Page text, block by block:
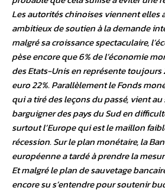
Les autorités chinoises viennent elles
ambitieux de soutien à la demande
malgré sa croissance spectaculaire,
pèse encore que 6% de l’économie
des Etats-Unis en représente toujours
euro 22%. Parallèlement le Fonds
qui a tiré des leçons du passé, vient au
barguigner des pays du Sud en
surtout l’Europe qui est le maillon
récession. Sur le plan monétaire, la
européenne a tardé à prendre la
Et malgré le plan de sauvetage
encore su s’entendre pour soutenir